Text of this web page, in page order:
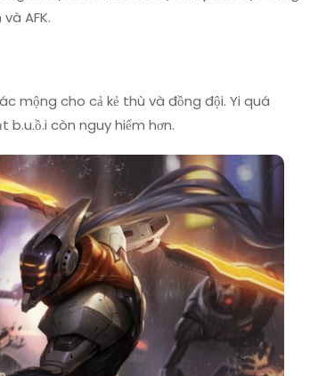
AFK.
mộng cho cả kẻ thù và đồng đội. Yi quá
còn nguy hiểm hơn.